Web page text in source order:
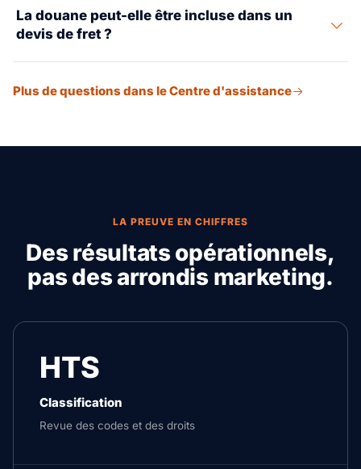
imports maritimes US et doit être déposé avant le
chargement de la cargaison à l'origine.
La douane peut-elle être incluse dans un
devis de fret ?
être inclus dans le même plan opérationnel quand les
Plus de questions dans le Centre d'assistance
LA PREUVE EN CHIFFRES
Des résultats opérationnels,
pas des arrondis marketing.
HTS
Classification
Revue des codes et des droits